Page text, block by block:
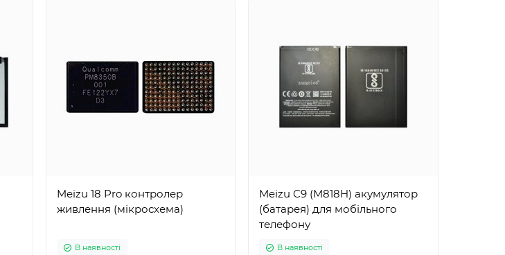
Meizu 18 Pro контролер
живлення (мікросхема)
В наявності
Meizu C9 (M818H) акумулятор
(батарея) для мобільного
телефону
В наявності